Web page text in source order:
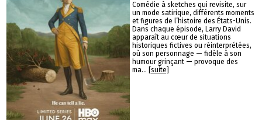
Comédie à sketches qui revisite, sur
un mode satirique, différents moments
et figures de l’histoire des États-Unis.
Dans chaque épisode, Larry David
apparaît au cœur de situations
historiques fictives ou réinterprétées,
où son personnage — fidèle à son
humour grinçant — provoque des
ma... [suite]